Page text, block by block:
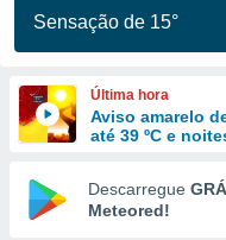
a este
das
e
forma
digital
Sensação de 15°
Última hora
Aviso amarelo
até 39 ºC e
Descarregue
Meteored!